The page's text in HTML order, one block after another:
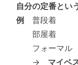
自分の定番とい
例 普段着
部屋着
フォーマル
→ マイベ